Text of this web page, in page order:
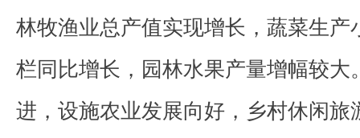
林牧渔业总产值实现增长，蔬菜生
栏同比增长，园林水果产量增幅较大
进，设施农业发展向好，乡村休闲旅